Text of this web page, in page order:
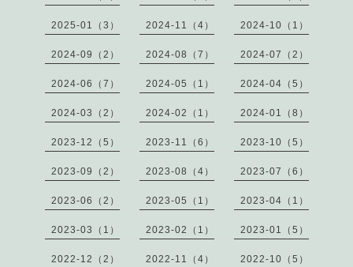
2025-01（3） 2024-11（4） 2024-10（1）
2024-09（2） 2024-08（7） 2024-07（2）
2024-06（7） 2024-05（1） 2024-04（5）
2024-03（2） 2024-02（1） 2024-01（8）
2023-12（5） 2023-11（6） 2023-10（5）
2023-09（2） 2023-08（4） 2023-07（6）
2023-06（2） 2023-05（1） 2023-04（1）
2023-03（1） 2023-02（1） 2023-01（5）
2022-12（2） 2022-11（4） 2022-10（5）